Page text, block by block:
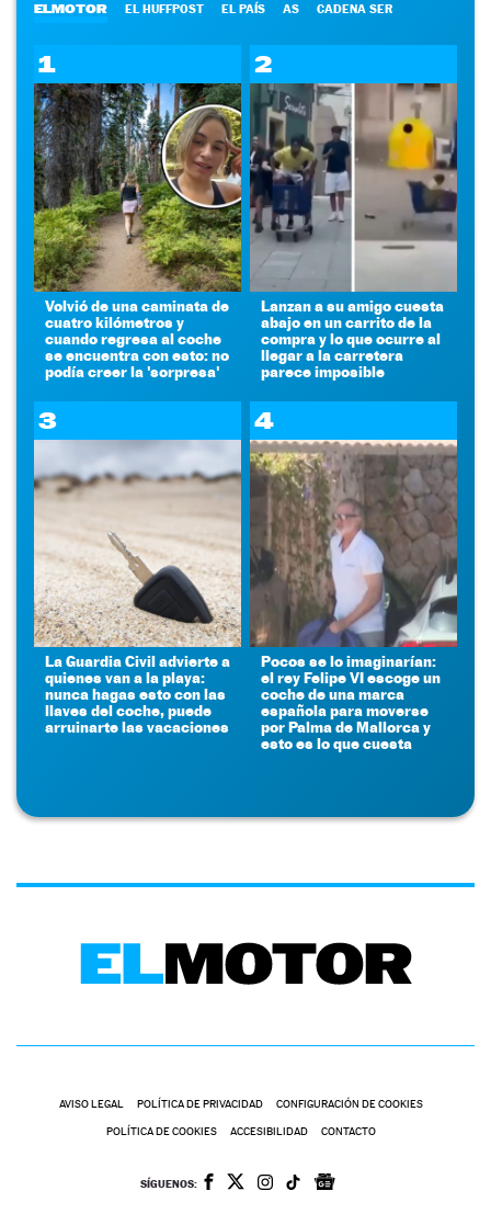
ELMOTOR EL HUFFPOST EL PAÍS AS CADENA SER
1
Volvió de una caminata de
cuatro kilómetros y
cuando regresa al coche
se encuentra con esto: no
podía creer la 'sorpresa'
2
Lanzan a su amigo cuesta
abajo en un carrito de la
compra y lo que ocurre al
llegar a la carretera
parece imposible
3
La Guardia Civil advierte a
quienes van a la playa:
nunca hagas esto con las
llaves del coche, puede
arruinarte las vacaciones
4
Pocos se lo imaginarían:
el rey Felipe VI escoge un
coche de una marca
española para moverse
por Palma de Mallorca y
esto es lo que cuesta
AVISO LEGAL POLÍTICA DE PRIVACIDAD CONFIGURACIÓN DE COOKIES
POLÍTICA DE COOKIES ACCESIBILIDAD CONTACTO
SÍGUENOS: